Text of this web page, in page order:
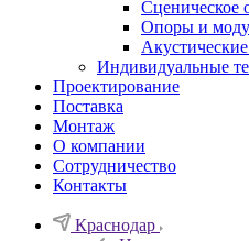
Cценическое
Опоры и
Индивидуальные
Проектирование
Поставка
Монтаж
О компании
Сотрудничество
Контакты
Краснодар